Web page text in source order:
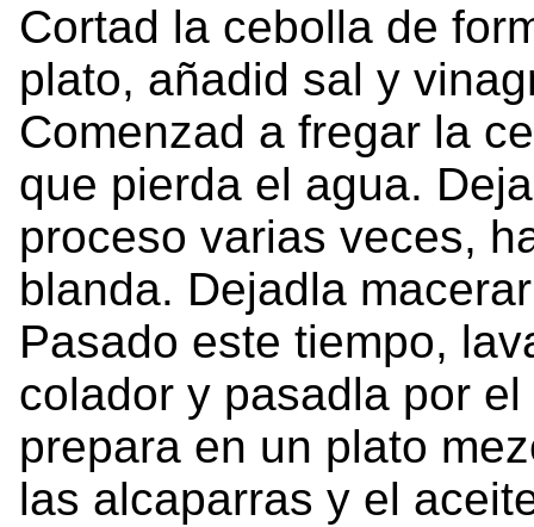
Cortad la cebolla de
plato, añadid sal y
Comenzad a fregar la
que pierda el agua.
proceso varias veces,
blanda. Dejadla
Pasado este tiempo,
colador y pasadla por
prepara en un plato
las alcaparras y el